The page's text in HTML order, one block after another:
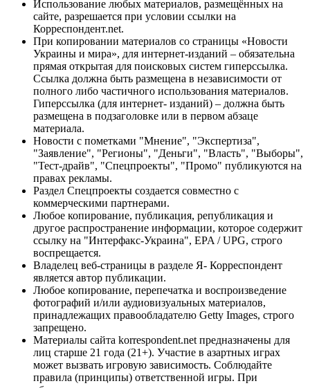
Использование любых материалов, размещённых на
сайте, разрешается при условии ссылки на
Корреспондент.net.
При копировании материалов со страницы «Новости
Украины и мира», для интернет-изданий – обязательна
прямая открытая для поисковых систем гиперссылка.
Ссылка должна быть размещена в независимости от
полного либо частичного использования материалов.
Гиперссылка (для интернет- изданий) – должна быть
размещена в подзаголовке или в первом абзаце
материала.
Новости с пометками "Мнение", "Экспертиза",
"Заявление", "Регионы", "Деньги", "Власть", "Выборы",
"Тест-драйв", "Спецпроекты", "Промо" публикуются на
правах рекламы.
Раздел Спецпроекты создается совместно с
коммерческими партнерами.
Любое копирование, публикация, републикация и
другое распространение информации, которое содержит
ссылку на "Интерфакс-Украина", EPA / UPG, строго
воспрещается.
Владелец веб-страницы в разделе Я- Корреспондент
является автор публикации.
Любое копирование, перепечатка и воспроизведение
фотографий и/или аудиовизуальных материалов,
принадлежащих правообладателю Getty Images, строго
запрещено.
Материалы сайта korrespondent.net предназначены для
лиц старше 21 года (21+). Участие в азартных играх
может вызвать игровую зависимость. Соблюдайте
правила (принципы) ответственной игры. При